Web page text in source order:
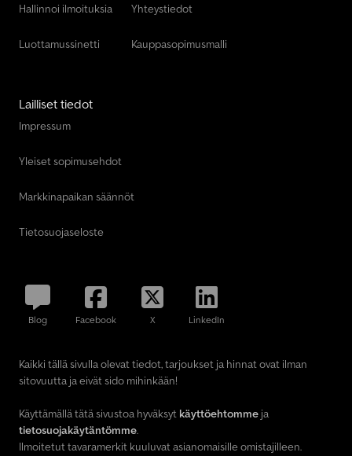
Hallinnoi ilmoituksia
Luottamussinetti
Yhteystiedot
Kauppasopimusmalli
Lailliset tiedot
Impressum
Yleiset sopimusehdot
Markkinapaikan säännöt
Tietosuojaseloste
Blog Facebook X LinkedIn
Kaikki tällä sivulla olevat tiedot, tarjoukset ja hinnat ovat ilman
sitovuutta ja eivät sido mihinkään!
Käyttämällä tätä sivustoa hyväksyt käyttöehtomme ja
tietosuojakäytäntömme.
Ilmoitetut tavaramerkit kuuluvat asianomaisille omistajilleen.